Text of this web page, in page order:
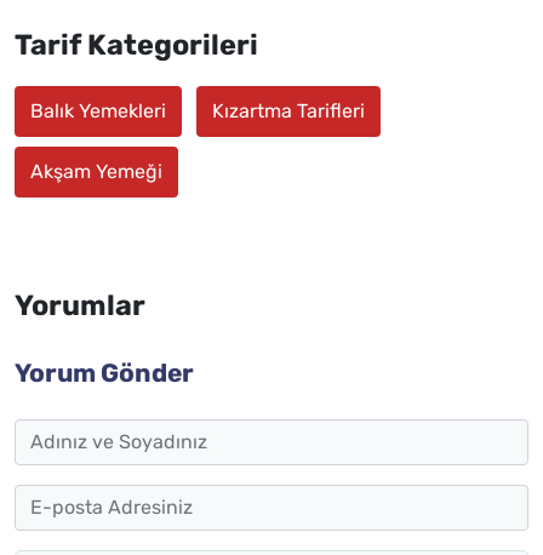
Tarif Kategorileri
Balık Yemekleri Kızartma Tarifleri
Akşam Yemeği
Yorumlar
Yorum Gönder